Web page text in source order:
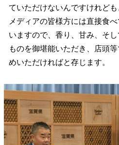
ていただけないんですけれど
メディアの皆様方には直接食
いますので、香り、甘み、そ
ものを御堪能いただき、店頭
めいただければと存じます。